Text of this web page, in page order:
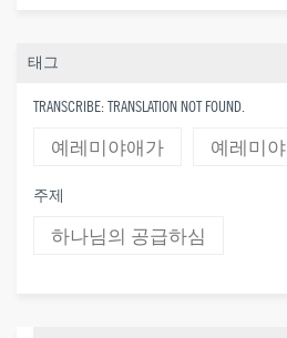
태그
TRANSCRIBE: TRANSLATION NOT FOUND.
예레미야애가 예레미야
주제
하나님의 공급하심